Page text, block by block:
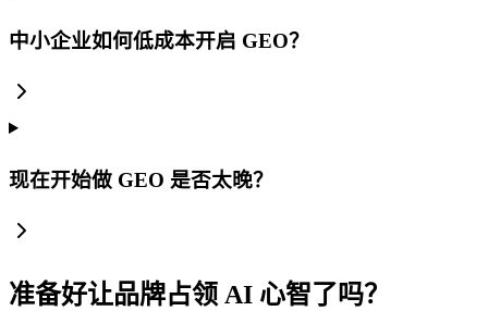
中小企业如何低成本开启 GEO？
现在开始做 GEO 是否太晚？
准备好让品牌占领 AI 心智了吗？